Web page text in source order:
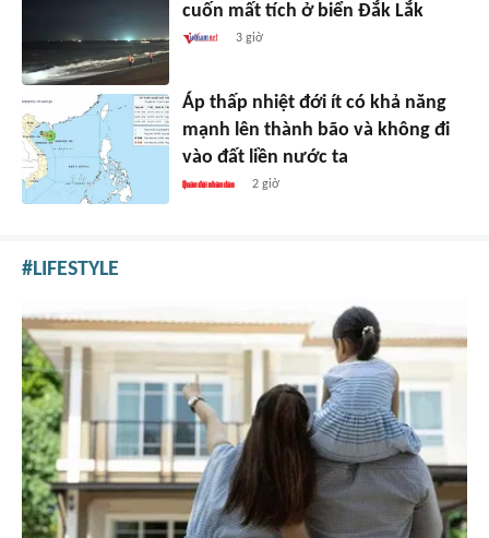
cuốn mất tích ở biển Đắk Lắk
3 giờ
Áp thấp nhiệt đới ít có khả năng
mạnh lên thành bão và không đi
vào đất liền nước ta
2 giờ
LIFESTYLE